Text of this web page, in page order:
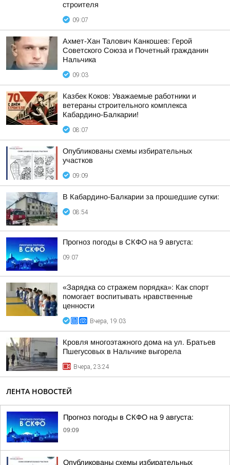
строителя
09:07
Ахмет-Хан Талович Канкошев: Герой
Советского Союза и Почетный гражданин
Нальчика
09:03
Казбек Коков: Уважаемые работники и
ветераны строительного комплекса
Кабардино-Балкарии!
08:07
Опубликованы схемы избирательных
участков
09:09
В Кабардино-Балкарии за прошедшие сутки:
08:54
Прогноз погоды в СКФО на 9 августа:
09:07
«Зарядка со стражем порядка»: Как спорт
помогает воспитывать нравственные
ценности
Вчера, 19:03
Кровля многоэтажного дома на ул. Братьев
Пшегусовых в Нальчике выгорела
Вчера, 23:24
ЛЕНТА НОВОСТЕЙ
Прогноз погоды в СКФО на 9 августа:
09:09
Опубликованы схемы избирательных